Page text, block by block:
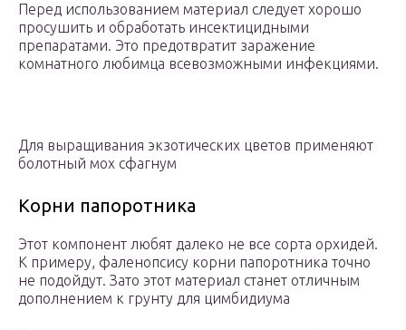
Перед использованием материал следует хорошо
просушить и обработать инсектицидными
препаратами. Это предотвратит заражение
комнатного любимца всевозможными инфекциями.
Для выращивания экзотических цветов применяют
болотный мох сфагнум
Корни папоротника
Этот компонент любят далеко не все сорта орхидей.
К примеру, фаленопсису корни папоротника точно
не подойдут. Зато этот материал станет отличным
дополнением к грунту для цимбидиума